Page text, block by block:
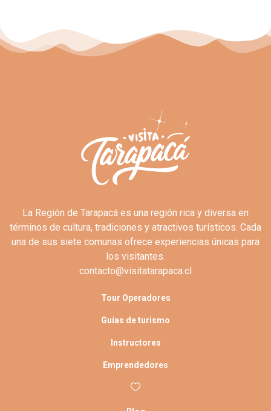
La Región de Tarapacá es una región rica y diversa en
términos de cultura, tradiciones y atractivos turísticos. Cada
una de sus siete comunas ofrece experiencias únicas para
los visitantes.
contacto@visitatarapaca.cl
Tour Operadores
Guías de turismo
Instructores
Emprendedores